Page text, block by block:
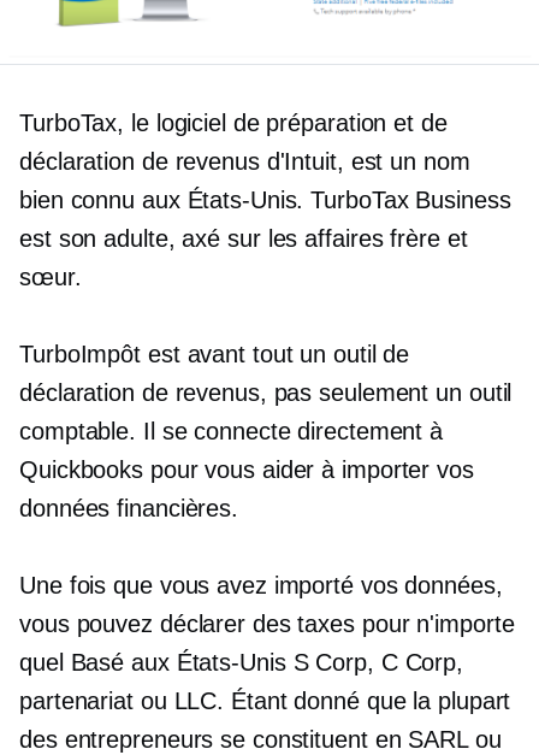
TurboTax, le logiciel de préparation et de
déclaration de revenus d'Intuit, est un nom
bien connu aux États-Unis. TurboTax Business
est son adulte,axé sur les affairesfrère et
sœur.
TurboImpôt est avant tout un outil de
déclaration de revenus, pas seulement un outil
comptable. Il se connecte directement à
Quickbooks pour vous aider à importer vos
données financières.
Une fois que vous avez importé vos données,
vous pouvez déclarer des taxes pour n'importe
quel Basé aux États-UnisS Corp, C Corp,
partenariat ou LLC. Étant donné que la plupart
des entrepreneurs se constituent en SARL ou